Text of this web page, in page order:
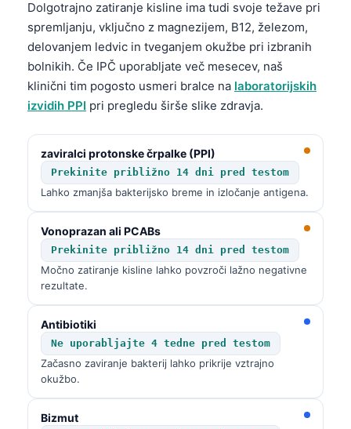
Dolgotrajno zatiranje kisline ima tudi svoje težave pri
spremljanju, vključno z magnezijem, B12, železom,
delovanjem ledvic in tveganjem okužbe pri izbranih
bolnikih. Če IPČ uporabljate več mesecev, naš
klinični tim pogosto usmeri bralce na laboratorijskih
izvidih PPI pri pregledu širše slike zdravja.
zaviralci protonske črpalke (PPI)
Prekinite približno 14 dni pred testom
Lahko zmanjša bakterijsko breme in izločanje antigena.
Vonoprazan ali PCABs
Prekinite približno 14 dni pred testom
Močno zatiranje kisline lahko povzroči lažno negativne
rezultate.
Antibiotiki
Ne uporabljajte 4 tedne pred testom
Začasno zaviranje bakterij lahko prikrije vztrajno
okužbo.
Bizmut